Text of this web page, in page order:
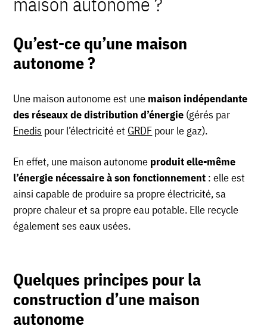
Qu’est-ce qu’une maison
autonome ?
Une maison autonome est une maison indépendante
des réseaux de distribution d’énergie (gérés par
Enedis pour l’électricité et GRDF pour le gaz).
En effet, une maison autonome produit elle-même
l’énergie nécessaire à son fonctionnement : elle est
ainsi capable de produire sa propre électricité, sa
propre chaleur et sa propre eau potable. Elle recycle
également ses eaux usées.
Quelques principes pour la
construction d’une maison
autonome